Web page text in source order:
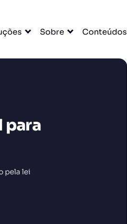
Sobre Conteúdos
para
pela lei